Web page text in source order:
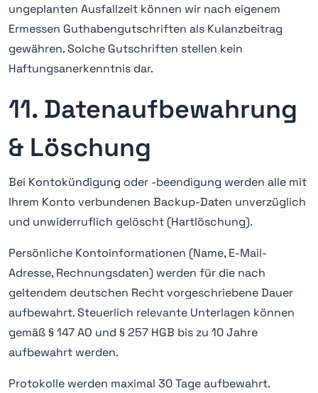
ungeplanten Ausfallzeit können wir nach eigenem
Ermessen Guthabengutschriften als Kulanzbeitrag
gewähren. Solche Gutschriften stellen kein
Haftungsanerkenntnis dar.
11. Datenaufbewahrung
& Löschung
Bei Kontokündigung oder -beendigung werden alle mit
Ihrem Konto verbundenen Backup-Daten unverzüglich
und unwiderruflich gelöscht (Hartlöschung).
Persönliche Kontoinformationen (Name, E-Mail-
Adresse, Rechnungsdaten) werden für die nach
geltendem deutschen Recht vorgeschriebene Dauer
aufbewahrt. Steuerlich relevante Unterlagen können
gemäß § 147 AO und § 257 HGB bis zu 10 Jahre
aufbewahrt werden.
Protokolle werden maximal 30 Tage aufbewahrt.